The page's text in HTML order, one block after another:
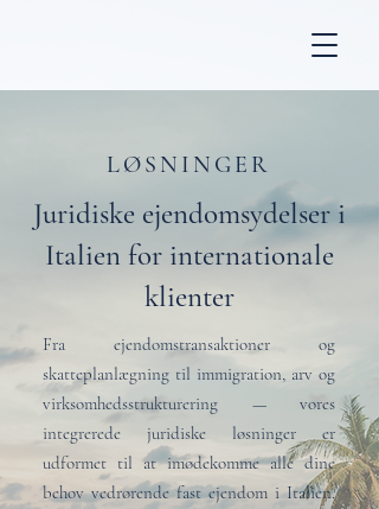
LØSNINGER
Juridiske ejendomsydelser i
Italien for internationale
klienter
Fra ejendomstransaktioner og
skatteplanlægning til immigration, arv og
virksomhedsstrukturering — vores
integrerede juridiske løsninger er
udformet til at imødekomme alle dine
behov vedrørende fast ejendom i Italien.